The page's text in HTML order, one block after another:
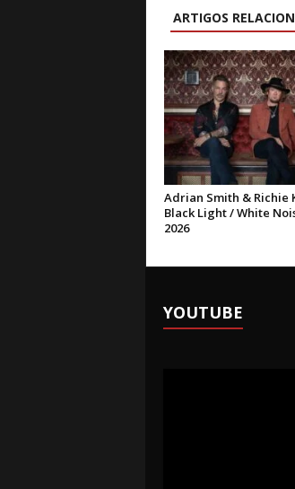
ARTIGOS
Adrian Smith & Richie
Black Light / White
2026
YOUTUBE